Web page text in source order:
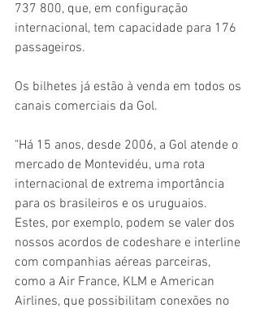
737 800, que, em configuração
internacional, tem capacidade para 176
passageiros.
Os bilhetes já estão à venda em todos os
canais comerciais da Gol.
"Há 15 anos, desde 2006, a Gol atende o
mercado de Montevidéu, uma rota
internacional de extrema importância
para os brasileiros e os uruguaios.
Estes, por exemplo, podem se valer dos
nossos acordos de codeshare e interline
com companhias aéreas parceiras,
como a Air France, KLM e American
Airlines, que possibilitam conexões no